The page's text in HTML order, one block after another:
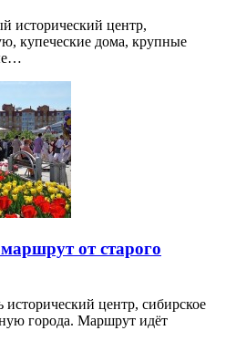
исторический центр,
купеческие дома, крупные
от старого
центр, сибирское
города. Маршрут идёт